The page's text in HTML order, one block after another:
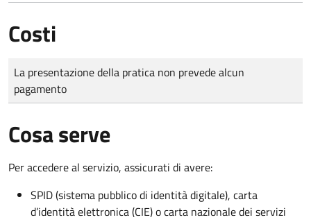
Costi
Tipo di pagamento
Importo
La presentazione della pratica non prevede alcun
pagamento
Cosa serve
Per accedere al servizio, assicurati di avere:
SPID (sistema pubblico di identità digitale), carta
d’identità elettronica (CIE) o carta nazionale dei servizi